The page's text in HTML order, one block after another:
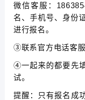
微信客服：
名、手机号、身份
进行报名。
③联系官方电话客
④一起来的都要先
试。
提醒：只有报名成